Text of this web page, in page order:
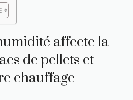
affecte la
de pellets et
chauffage